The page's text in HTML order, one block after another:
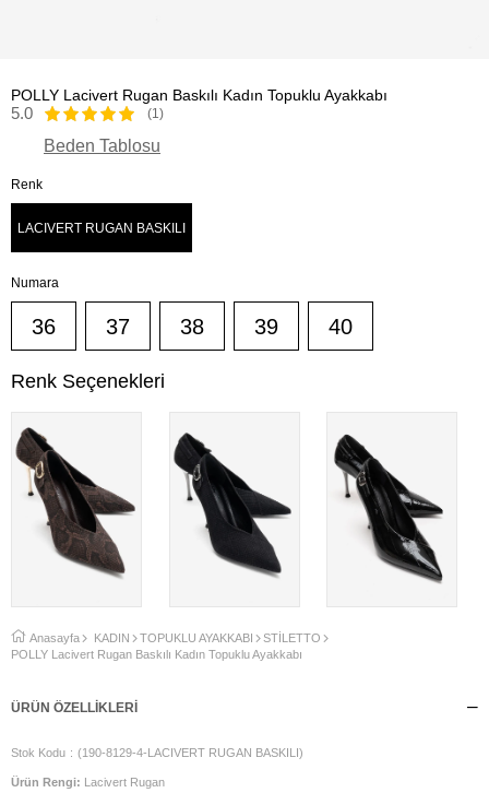
POLLY Lacivert Rugan Baskılı Kadın Topuklu Ayakkabı
5.0 (1)
Beden Tablosu
Renk
LACIVERT RUGAN BASKILI
Numara
36 37 38 39 40
Renk Seçenekleri
Anasayfa KADIN TOPUKLU AYAKKABI
STİLETTO
POLLY Lacivert Rugan Baskılı Kadın Topuklu Ayakkabı
ÜRÜN ÖZELLIKLERI
Stok Kodu (190-8129-4-LACIVERT RUGAN BASKILI)
Ürün Rengi: Lacivert Rugan